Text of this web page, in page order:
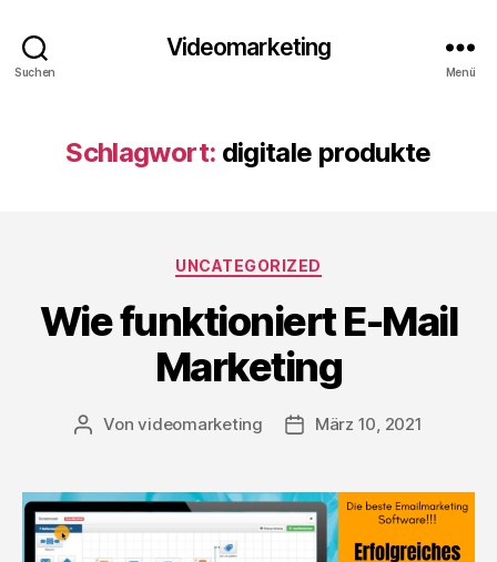
Suchen
Videomarketing
Menü
Schlagwort: digitale produkte
Kategorien
UNCATEGORIZED
Wie funktioniert E-Mail
Marketing
Beitragsautor
Vonvideomarketing Beitragsdatum
März 10, 2021